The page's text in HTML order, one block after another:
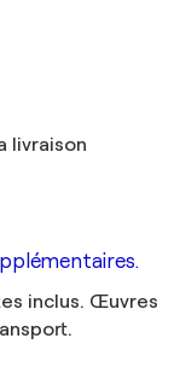
livraison
inclus. Œuvres